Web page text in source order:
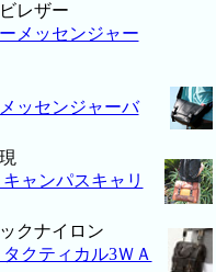
レザー
メッセンジャー
ッセンジャーバ
ャンパスキャリ
クナイロン
クティカル3ＷＡ